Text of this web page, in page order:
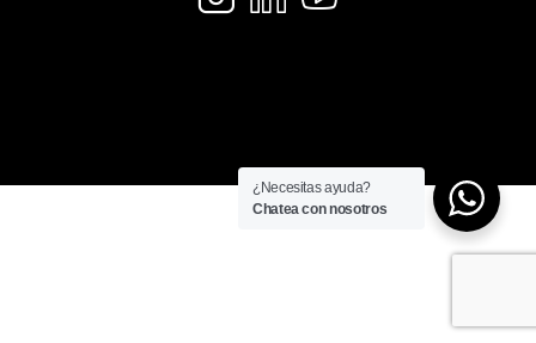
¿Necesitas ayuda?
Chatea con nosotros